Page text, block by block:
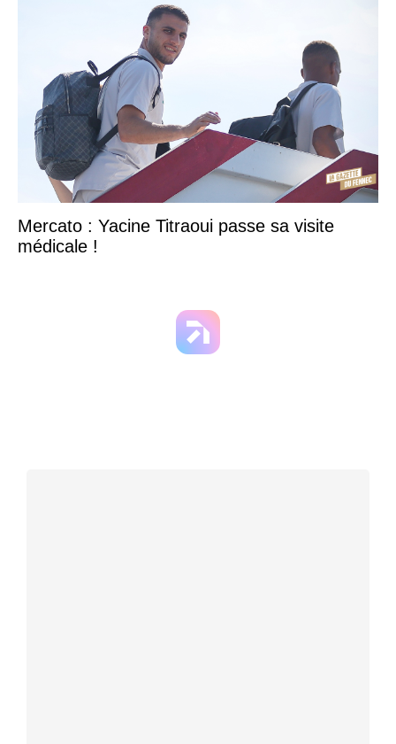
Mercato : Yacine Titraoui passe sa visite
médicale !